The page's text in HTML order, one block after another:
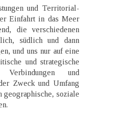
und Territorial-
Einfahrt in das Meer
die verschiedenen
südlich und dann
und uns nur auf eine
und strategische
Verbindungen und
Zweck und Umfang
soziale